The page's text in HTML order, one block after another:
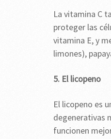
La vitamina C
proteger las
vitamina E, y
limones),
5. El licopeno
El licopeno es
degenerativas
funcionen